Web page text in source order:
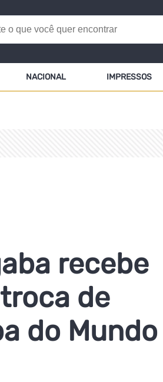
NACIONAL IMPRESSOS
recebe
de
do Mundo